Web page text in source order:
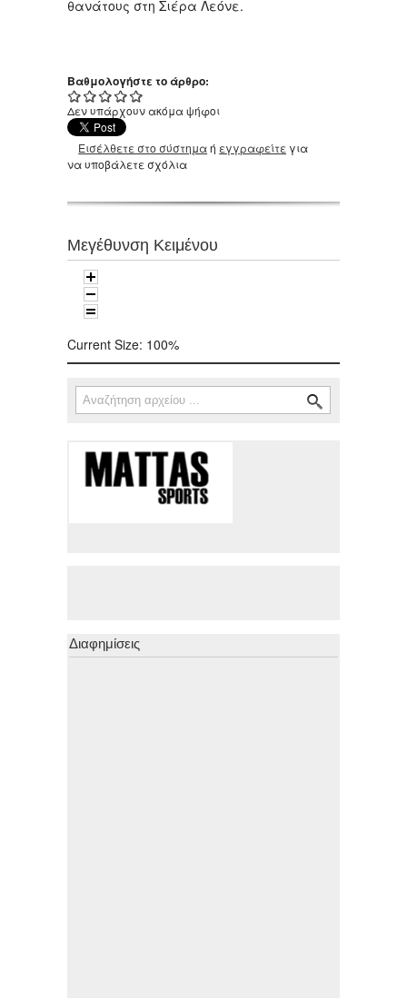
θανάτους στη Σιέρα Λεόνε.
Βαθμολογήστε το άρθρο:
Δεν υπάρχουν ακόμα ψήφοι
Εισέλθετε στο σύστημαή εγγραφείτε για
να υποβάλετε σχόλια
Μεγέθυνση Κειμένου
Current Size: 100%
Φόρμα αναζήτησης
Αναζήτηση
Διαφημίσεις